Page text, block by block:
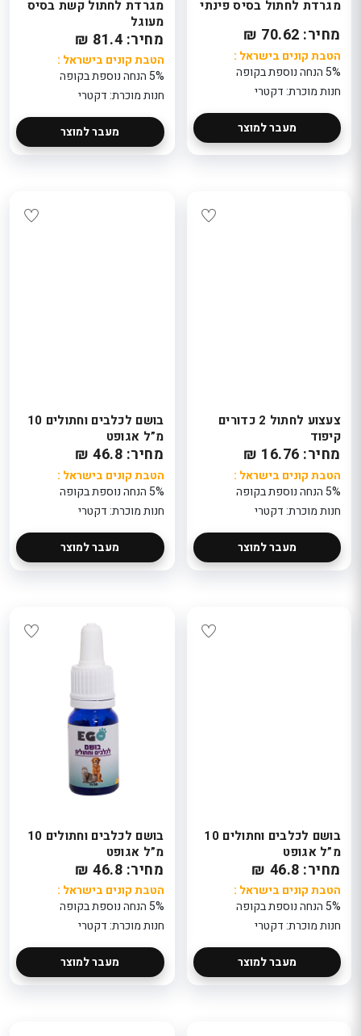
מגרדת לחתול בסיס פינתי
מחיר: 70.62 ₪
הטבת קונים בישראל :
5% הנחה נוספת בקופה
חנות מוכרת: דקטרי
מעבר למוצר
מגרדת לחתול קשת בסיס
מעוגל
מחיר: 81.4 ₪
הטבת קונים בישראל :
5% הנחה נוספת בקופה
חנות מוכרת: דקטרי
מעבר למוצר
צעצוע לחתול 2 כדורים
קיפוד
מחיר: 16.76 ₪
הטבת קונים בישראל :
5% הנחה נוספת בקופה
חנות מוכרת: דקטרי
מעבר למוצר
בושם לכלבים וחתולים 10
מ”ל אגופט
מחיר: 46.8 ₪
הטבת קונים בישראל :
5% הנחה נוספת בקופה
חנות מוכרת: דקטרי
מעבר למוצר
בושם לכלבים וחתולים 10
מ”ל אגופט
מחיר: 46.8 ₪
הטבת קונים בישראל :
5% הנחה נוספת בקופה
חנות מוכרת: דקטרי
מעבר למוצר
בושם לכלבים וחתולים 10
מ”ל אגופט
מחיר: 46.8 ₪
הטבת קונים בישראל :
5% הנחה נוספת בקופה
חנות מוכרת: דקטרי
מעבר למוצר